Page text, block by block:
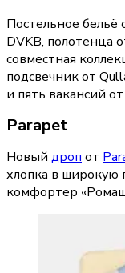
Постельное бельё
DVKB, полотенца
совместная
подсвечник от
и пять вакансий
Parapet
Новый дроп от
хлопка в широкую
комфортер